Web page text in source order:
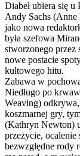
Diabeł ubiera się
Andy Sachs (Anne
jako nowa
była szefowa
stworzonego przez
nowe postacie
kultowego hitu.
Zabawa w
Niedługo po
Weaving)
koszmarnej gry,
(Kathryn Newton)
przeżycie,
bezwzględne rody